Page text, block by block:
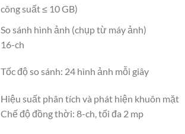
công suất ≤ 10 GB)
So sánh hình ảnh (chụp từ máy ảnh)
16-ch
Tốc độ so sánh: 24 hình ảnh mỗi giây
Hiệu suất phân tích và phát hiện khuôn mặt
Chế độ đồng thời: 8-ch, tối đa 2 mp